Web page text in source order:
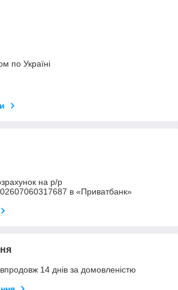
по Україні
на р/р
в «Приватбанк»
14 днів за домовленістю